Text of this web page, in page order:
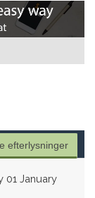
efterlysninger
01 January